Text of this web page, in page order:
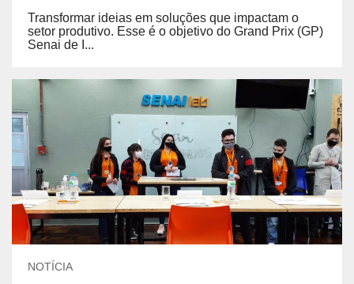
Transformar ideias em soluções que impactam o
setor produtivo. Esse é o objetivo do Grand Prix (GP)
Senai de I...
NOTÍCIA